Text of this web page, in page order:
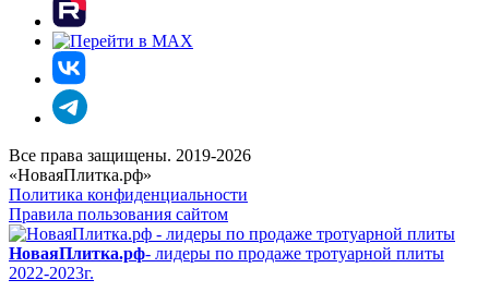
Все права защищены. 2019-2026
«НоваяПлитка.рф»
Политика конфиденциальности
Правила пользования сайтом
НоваяПлитка.рф- лидеры по продаже тротуарной плиты
2022-2023г.